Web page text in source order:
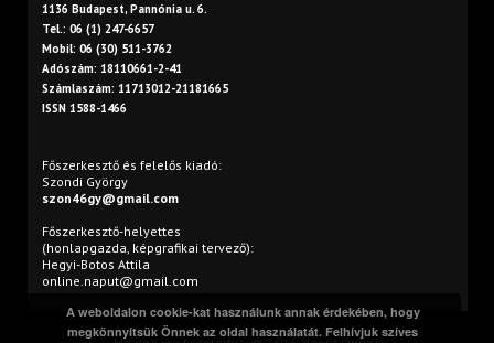
1136 Budapest, Pannónia u. 6.
Tel.: 06 (1) 247-6657
Mobil: 06 (30) 511-3762
Adószám: 18110661-2-41
Számlaszám: 11713012-21181665
ISSN 1588-1466
Főszerkesztő és felelős kiadó:
Szondi György
szon46gy@gmail.com
Főszerkesztő-helyettes
(honlapgazda, képgrafikai tervező):
Hegyi-Botos Attila
online.naput@gmail.com
A weboldalon cookie-kat használunk annak érdekében, hogy
megkönnyítsük Önnek az oldal használatát. Felhívjuk szíves